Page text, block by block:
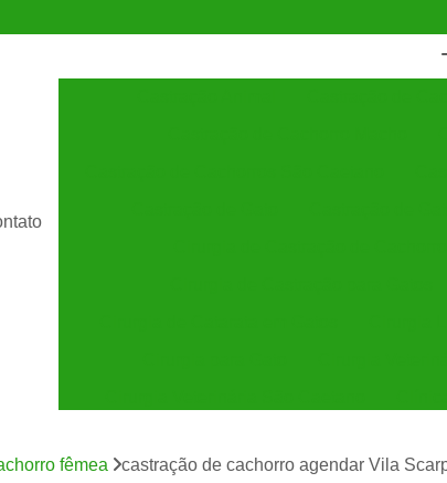
Clínica Veterinária Especializada em Cães
fêmea castração de cachorro agendar Vila